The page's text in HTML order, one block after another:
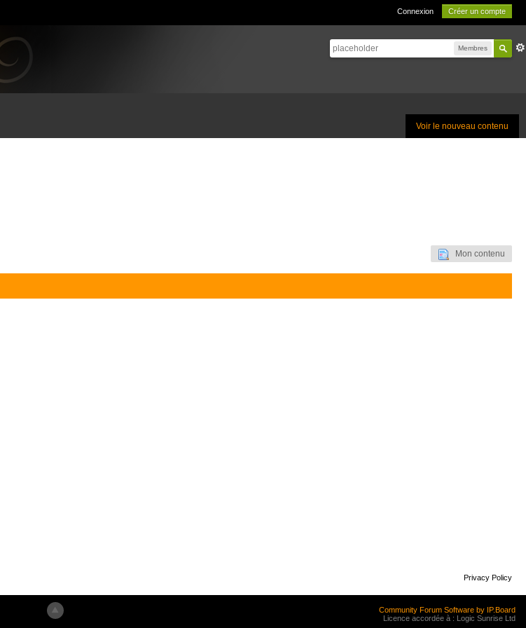
Connexion Créer un compte
Membres
Voir le nouveau contenu
Mon contenu
Privacy Policy
Community Forum Software by IP.Board
Licence accordée à : Logic Sunrise Ltd